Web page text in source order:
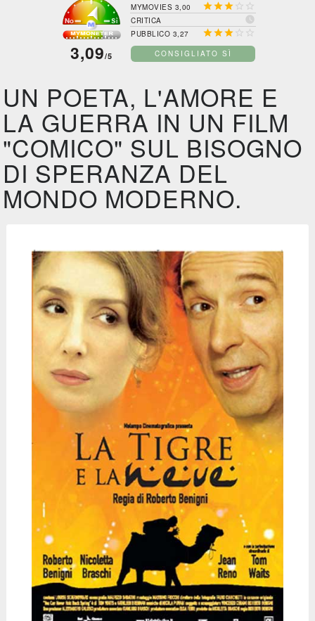
3,09/5
MYMOVIES 3,00   
CRITICA 
PUBBLICO 3,27   
CONSIGLIATO SÌ
UN POETA, L'AMORE E
LA GUERRA IN UN FILM
"COMICO" SUL BISOGNO
DI SPERANZA DEL
MONDO MODERNO.